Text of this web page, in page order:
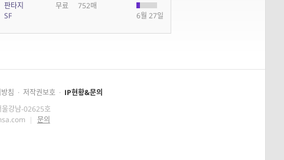
판타지
SF
무료
752매
6월 27일
침 · 저작권보호 · IP현황&문의
울강남-02625호
| 문의